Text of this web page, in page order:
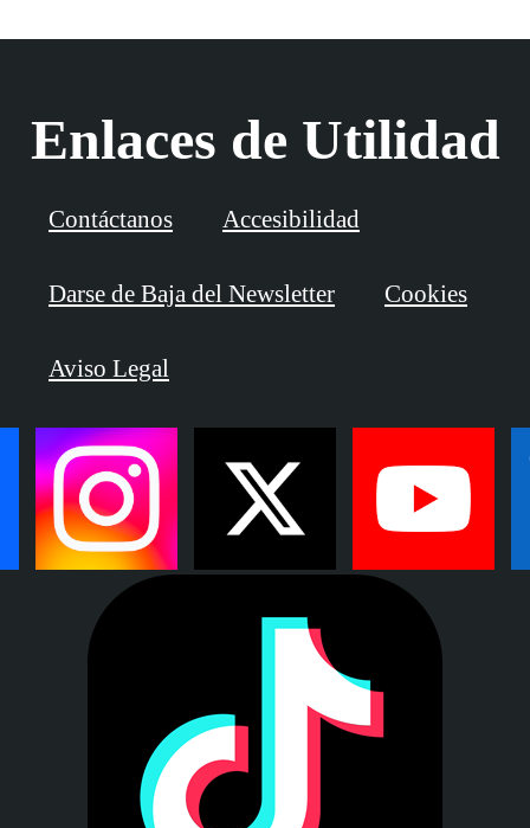
Enlaces de Utilidad
Contáctanos Accesibilidad
Darse de Baja del Newsletter Cookies
Aviso Legal